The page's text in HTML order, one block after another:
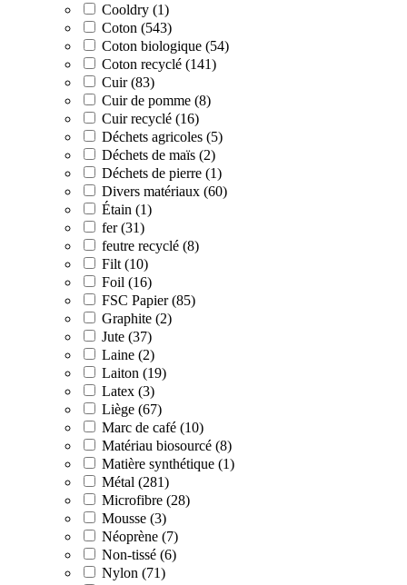
Cooldry (1)
Coton (543)
Coton biologique (54)
Coton recyclé (141)
Cuir (83)
Cuir de pomme (8)
Cuir recyclé (16)
Déchets agricoles (5)
Déchets de maïs (2)
Déchets de pierre (1)
Divers matériaux (60)
Étain (1)
fer (31)
feutre recyclé (8)
Filt (10)
Foil (16)
FSC Papier (85)
Graphite (2)
Jute (37)
Laine (2)
Laiton (19)
Latex (3)
Liège (67)
Marc de café (10)
Matériau biosourcé (8)
Matière synthétique (1)
Métal (281)
Microfibre (28)
Mousse (3)
Néoprène (7)
Non-tissé (6)
Nylon (71)